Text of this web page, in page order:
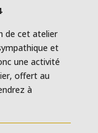
de cet atelier
et
une activité
offert au
à